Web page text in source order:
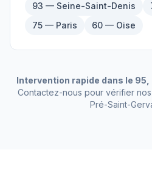
93 — Seine-Saint-Denis
75 — Paris
60 — Oise
Intervention rapide dans le
Contactez-nous pour vérifier
Pré-Saint-